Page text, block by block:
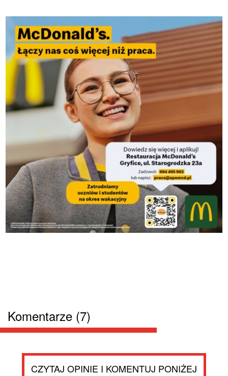
Komentarze (7)
CZYTAJ OPINIE I KOMENTUJ PONIŻEJ